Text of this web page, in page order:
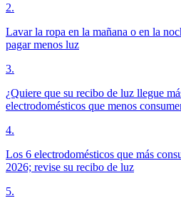
2.
Lavar la ropa en la mañana o en la
pagar menos luz
3.
¿Quiere que su recibo de luz llegue
electrodomésticos que menos
4.
Los 6 electrodomésticos que más
2026; revise su recibo de luz
5.